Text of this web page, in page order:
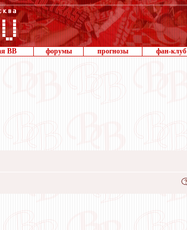
ВВ форумы прогнозы фан-клуб